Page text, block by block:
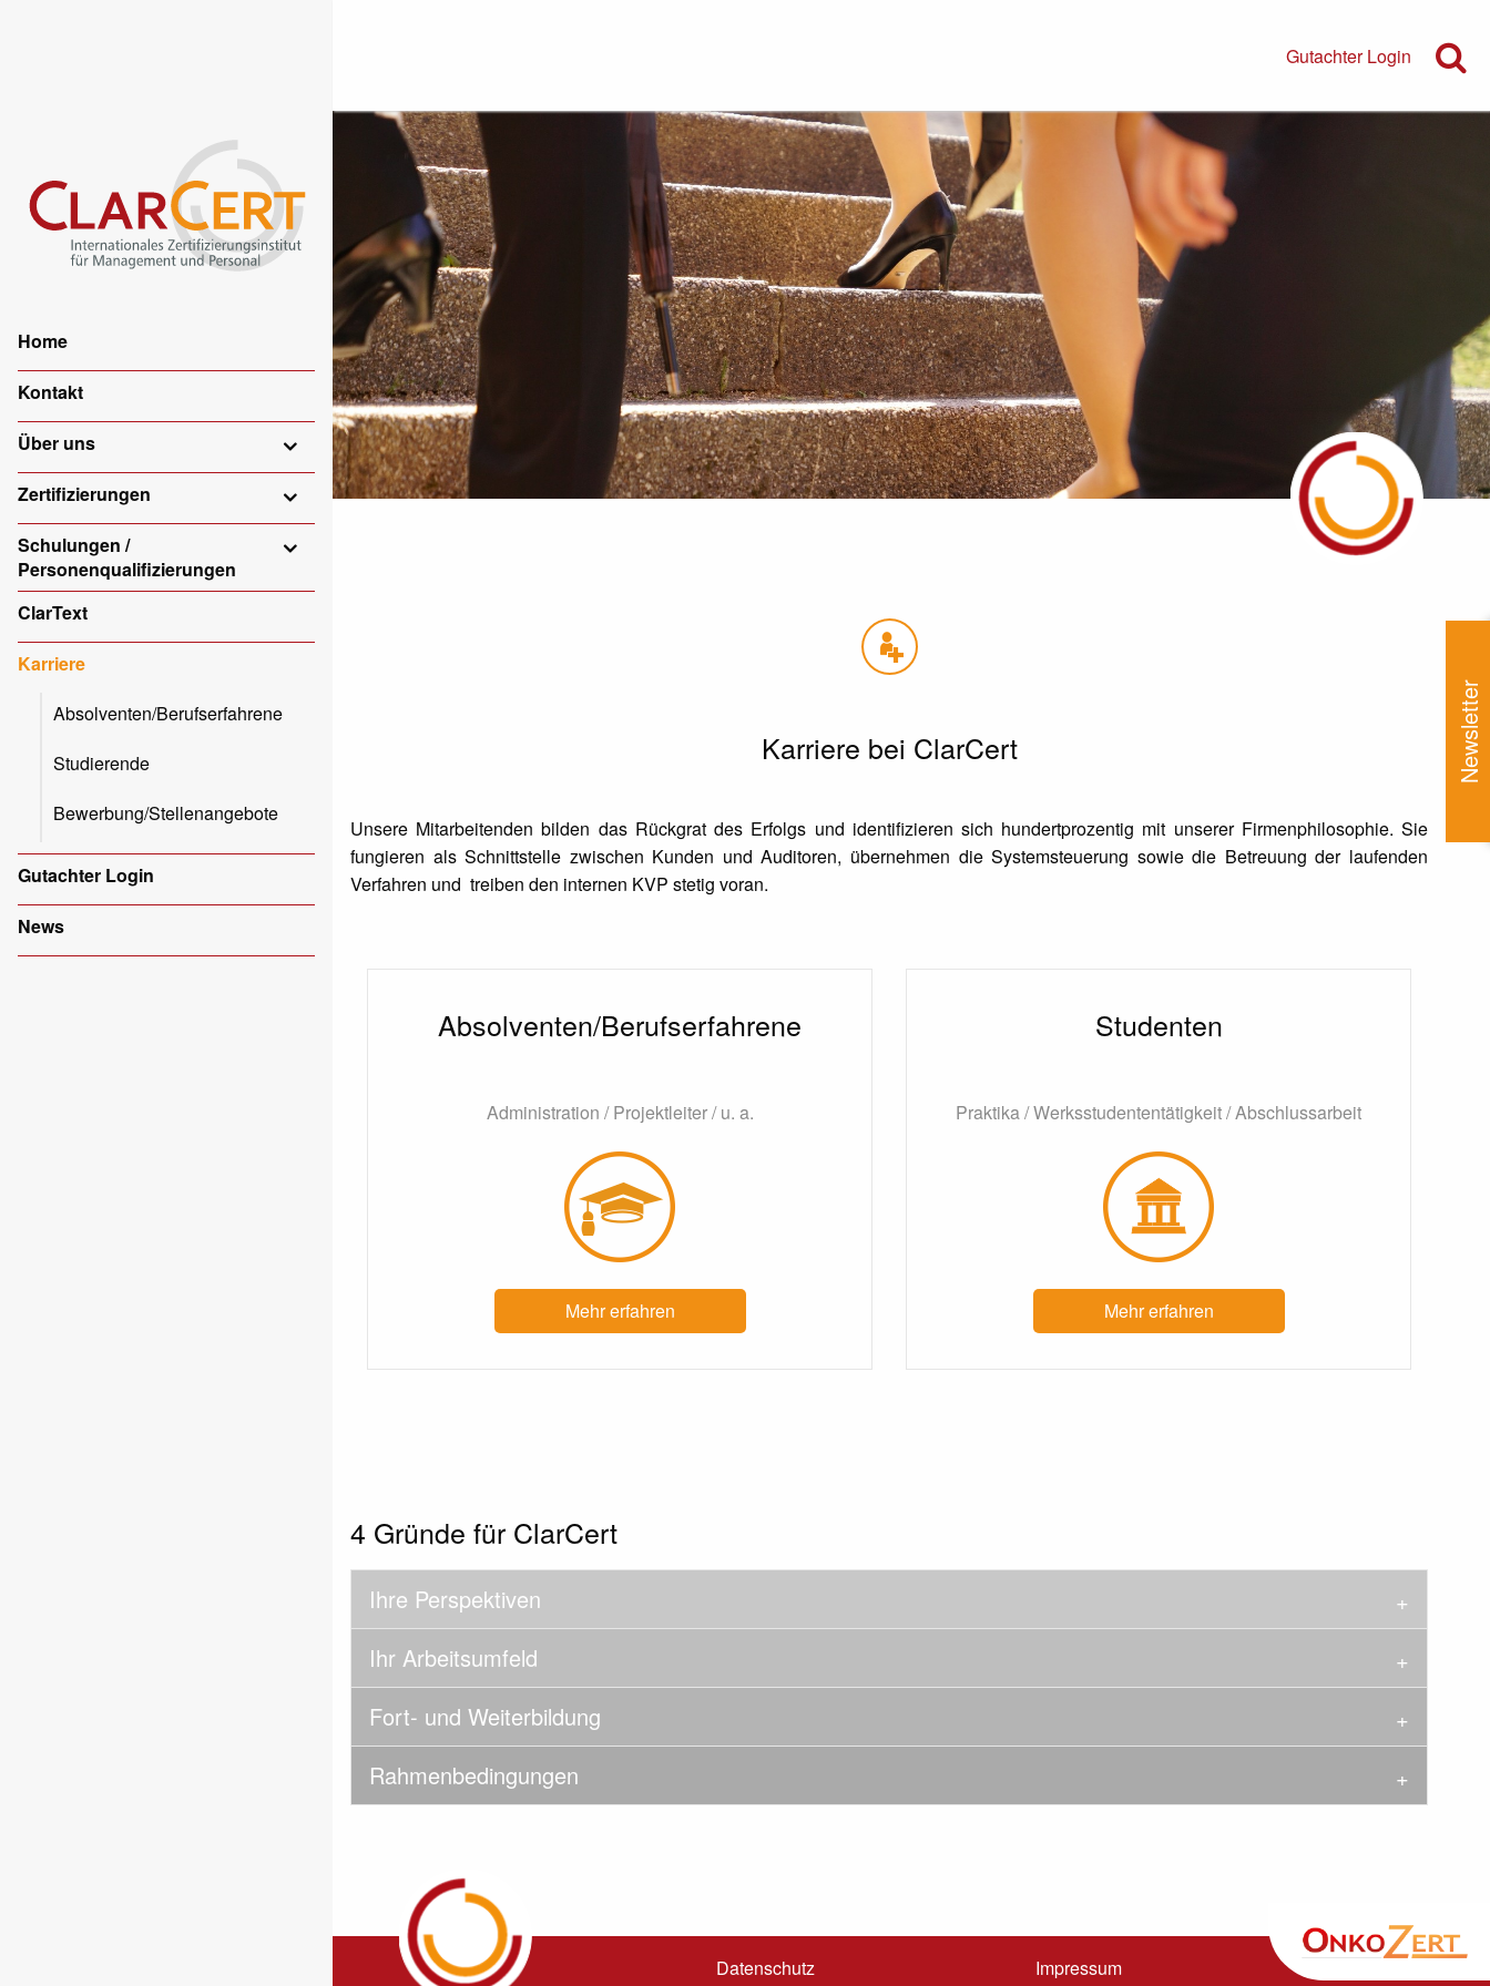
Home
Kontakt
Über uns
Zertifizierungen
Schulungen /
Personenqualifizierungen
ClarText
Karriere
Absolventen/Berufserfahrene
Studierende
Bewerbung/Stellenangebote
Gutachter Login
News
Gutachter Login
Karriere bei ClarCert
Unsere Mitarbeitenden bilden das Rückgrat des Erfolgs und identifizieren sich hundertprozentig mit unserer Firmenphilosophie. Sie
fungieren als Schnittstelle zwischen Kunden und Auditoren, übernehmen die Systemsteuerung sowie die Betreuung der laufenden
Verfahren und treiben den internen KVP stetig voran.
Absolventen/Berufserfahrene
Administration / Projektleiter / u. a.
Mehr erfahren
Studenten
Praktika / Werksstudententätigkeit / Abschlussarbeit
Mehr erfahren
4 Gründe für ClarCert
Ihre Perspektiven
Ihr Arbeitsumfeld
Fort- und Weiterbildung
Rahmenbedingungen
Newsletter
Datenschutz Impressum